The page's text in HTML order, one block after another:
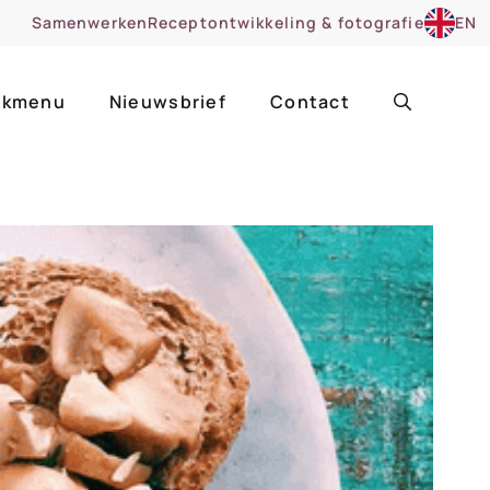
SamenwerkenReceptontwikkeling & fotografie EN
zoet
Nieuwsbrief Contact